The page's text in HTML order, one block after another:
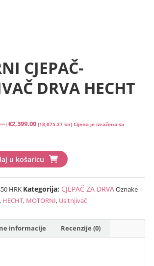
CJEPAČ-
DRVA HECHT
Izvorna
je:
€2,549.00
(19,205.44
kn).
€2,399.00 (18,075.27 kn)Trenutna
kn).
Cijena je izražena sa
u košaricu
HRK Kategorija: CJEPAČ ZA DRVAOznake
HECHT, MOTORNI, Usitnjivač
informacije Recenzije (0)